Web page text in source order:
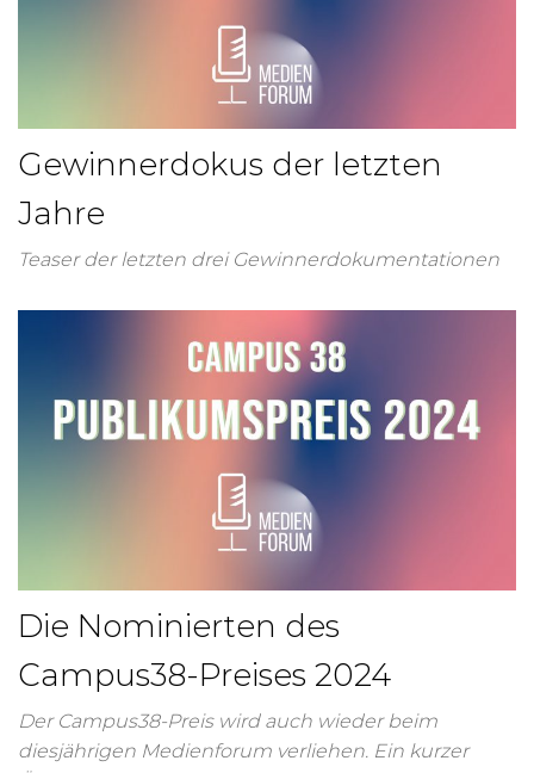
Gewinnerdokus der letzten
Jahre
Teaser der letzten drei Gewinnerdokumentationen
Die Nominierten des
Campus38-Preises 2024
Der Campus38-Preis wird auch wieder beim
diesjährigen Medienforum verliehen. Ein kurzer